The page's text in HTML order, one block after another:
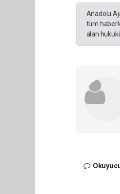
Anadolu
tüm
alan